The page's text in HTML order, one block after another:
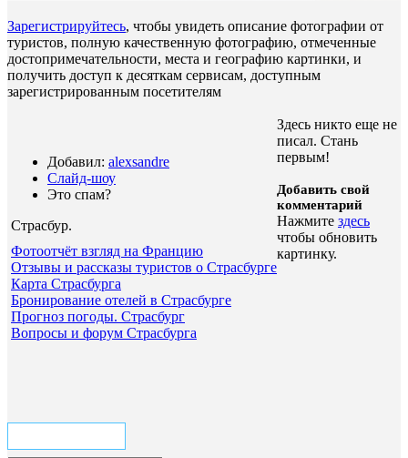
Зарегистрируйтесь, чтобы увидеть описание фотографии от
туристов, полную качественную фотографию, отмеченные
достопримечательности, места и географию картинки, и
получить доступ к десяткам сервисам, доступным
зарегистрированным посетителям
Добавил: alexsandre
Слайд-шоу
Это спам?
Страсбур.
Фотоотчёт взгляд на Францию
Отзывы и рассказы туристов о Страсбурге
Карта Страсбурга
Бронирование отелей в Страсбурге
Прогноз погоды. Страсбург
Вопросы и форум Страсбурга
Здесь никто еще не
писал. Стань
первым!
Добавить свой
комментарий
Нажмите здесь
чтобы обновить
картинку.